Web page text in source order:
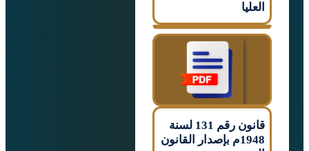
قانون رقم 131 لسنة
1948م بإصدار القانون